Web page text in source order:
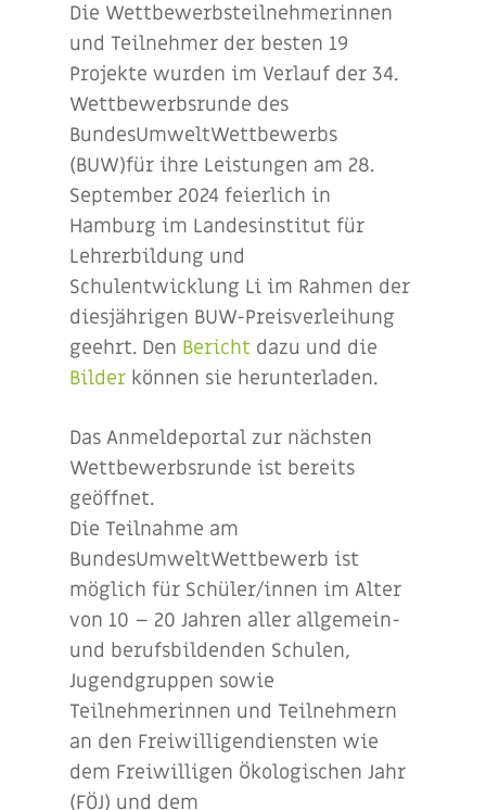
Die Wettbewerbsteilnehmerinnen
und Teilnehmer der besten 19
Projekte wurden im Verlauf der 34.
Wettbewerbsrunde des
BundesUmweltWettbewerbs
(BUW)für ihre Leistungen am 28.
September 2024 feierlich in
Hamburg im Landesinstitut für
Lehrerbildung und
Schulentwicklung Li im Rahmen der
diesjährigen BUW-Preisverleihung
geehrt. Den Bericht dazu und die
Bilder können sie herunterladen.
Das Anmeldeportal zur nächsten
Wettbewerbsrunde ist bereits
geöffnet.
Die Teilnahme am
BundesUmweltWettbewerb ist
möglich für Schüler/innen im Alter
von 10 – 20 Jahren aller allgemein-
und berufsbildenden Schulen,
Jugendgruppen sowie
Teilnehmerinnen und Teilnehmern
an den Freiwilligendiensten wie
dem Freiwilligen Ökologischen Jahr
(FÖJ) und dem